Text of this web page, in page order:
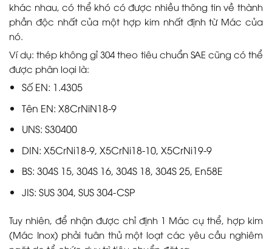
khác nhau, có thể khó có được nhiều thông tin về thành
phần độc nhất của một hợp kim nhất định từ Mác của
nó.
Ví dụ: thép không gỉ 304 theo tiêu chuẩn SAE cũng có thể
được phân loại là:
Số EN: 1.4305
Tên EN: X8CrNiN18-9
UNS: S30400
DIN: X5CrNi18-9, X5CrNi18-10, X5CrNi19-9
BS: 304S 15, 304S 16, 304S 18, 304S 25, En58E
JIS: SUS 304, SUS 304-CSP
Tuy nhiên, để nhận được chỉ định 1 Mác cụ thể, hợp kim
(Mác Inox) phải tuân thủ một loạt các yêu cầu nghiêm